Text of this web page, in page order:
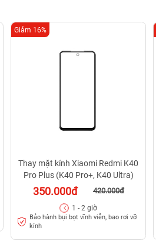
Thay mặt kính Xiaomi Redmi K40
Pro Plus (K40 Pro+, K40 Ultra)
350.000đ 420.000đ
Giảm 16%
1 - 2 giờ
Bảo hành bụi bọt vĩnh viễn, bao rơi vỡ
kính